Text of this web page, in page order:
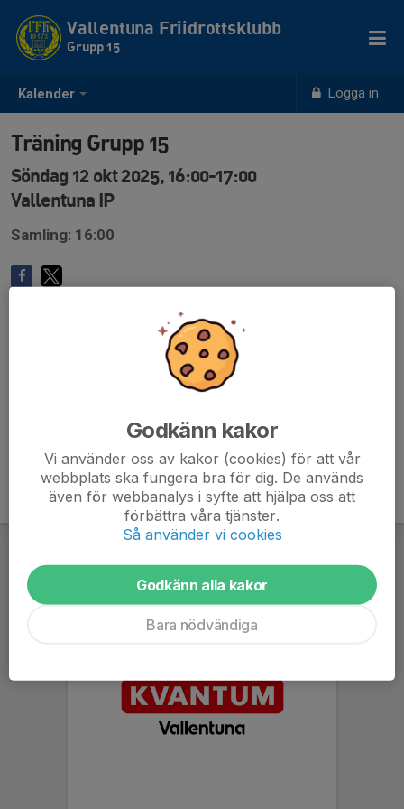
Kalender Logga in
Vallentuna Friidrottsklubb
Grupp 15
Träning Grupp 15
Söndag 12 okt 2025, 16:00-17:00
Vallentuna IP
Samling: 16:00
Godkänn kakor
Vi använder oss av kakor (cookies) för att vår
webbplats ska fungera bra för dig. De används
även för webbanalys i syfte att hjälpa oss att
förbättra våra tjänster.
Så använder vi cookies
Godkänn alla kakor
Bara nödvändiga